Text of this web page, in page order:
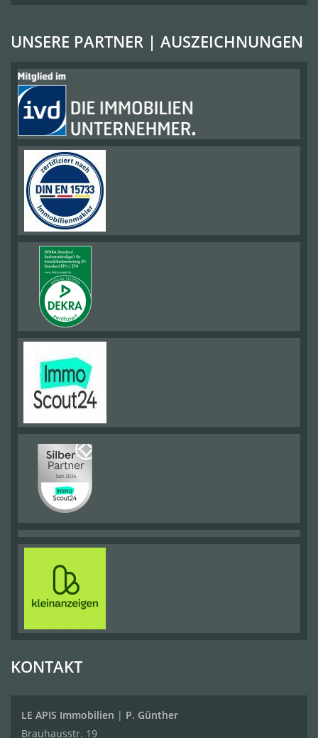
UNSERE PARTNER | AUSZEICHNUNGEN
KONTAKT
LE APIS Immobilien | P. Günther
Brauhausstr. 19